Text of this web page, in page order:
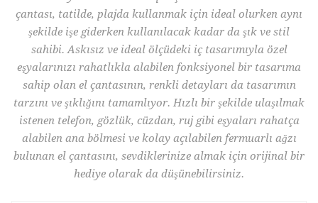
çantası, tatilde, plajda kullanmak için ideal olurken aynı
şekilde işe giderken kullanılacak kadar da şık ve stil
sahibi. Askısız ve ideal ölçüdeki iç tasarımıyla özel
eşyalarınızı rahatlıkla alabilen fonksiyonel bir tasarıma
sahip olan el çantasının, renkli detayları da tasarımın
tarzını ve şıklığını tamamlıyor. Hızlı bir şekilde ulaşılmak
istenen telefon, gözlük, cüzdan, ruj gibi eşyaları rahatça
alabilen ana bölmesi ve kolay açılabilen fermuarlı ağzı
bulunan el çantasını, sevdiklerinize almak için orijinal bir
hediye olarak da düşünebilirsiniz.